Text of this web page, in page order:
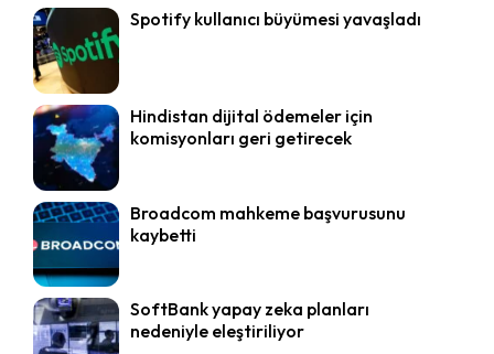
Spotify kullanıcı büyümesi yavaşladı
Hindistan dijital ödemeler için
komisyonları geri getirecek
Broadcom mahkeme başvurusunu
kaybetti
SoftBank yapay zeka planları
nedeniyle eleştiriliyor